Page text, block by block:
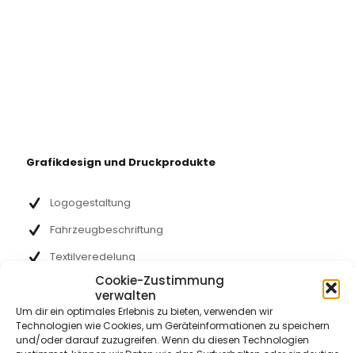
Cookie-Zustimmung
verwalten
Um dir ein optimales Erlebnis zu bieten, verwenden wir
Technologien wie Cookies, um Geräteinformationen zu speichern
und/oder darauf zuzugreifen. Wenn du diesen Technologien
Grafikdesign und Druckprodukte
Logogestaltung
Fahrzeugbeschriftung
Textilveredelung
Außenwerbung
Digitaldruck
Folierungen